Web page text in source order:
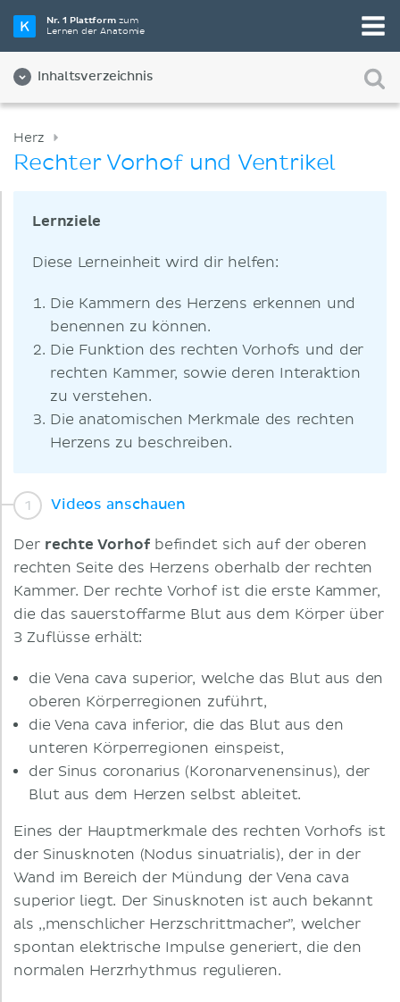
Nr. 1 Plattformzum
Lernen der Anatomie
Inhaltsverzeichnis
Herz
Rechter Vorhof und Ventrikel
Lernziele
Diese Lerneinheit wird dir helfen:
Die Kammern des Herzens erkennen und
benennen zu können.
Die Funktion des rechten Vorhofs und der
rechten Kammer, sowie deren Interaktion
zu verstehen.
Die anatomischen Merkmale des rechten
Herzens zu beschreiben.
Videos anschauen
Der rechte Vorhofbefindet sich auf der oberen
rechten Seite des Herzens oberhalb der rechten
Kammer. Der rechte Vorhof ist die erste Kammer,
die das sauerstoffarme Blut aus dem Körper über
3 Zuflüsse erhält:
die Vena cava superior, welche das Blut aus den
oberen Körperregionen zuführt,
die Vena cava inferior, die das Blut aus den
unteren Körperregionen einspeist,
der Sinus coronarius (Koronarvenensinus), der
Blut aus dem Herzen selbst ableitet.
Eines der Hauptmerkmale des rechten Vorhofs ist
der Sinusknoten (Nodus sinuatrialis), der in der
Wand im Bereich der Mündung der Vena cava
superior liegt. Der Sinusknoten ist auch bekannt
als ,,menschlicher Herzschrittmacher”, welcher
spontan elektrische Impulse generiert, die den
normalen Herzrhythmus regulieren.